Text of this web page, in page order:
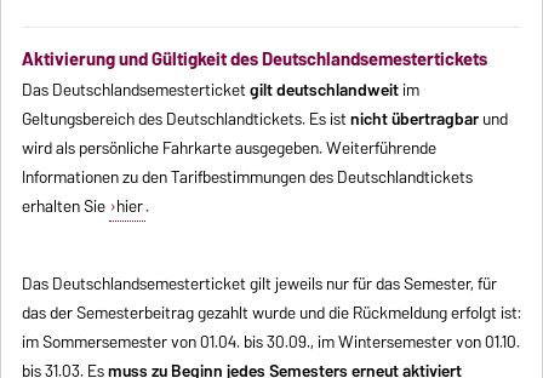
Aktivierung und Gültigkeit des Deutschlandsemestertickets
Das Deutschlandsemesterticketgilt deutschlandweitim
Geltungsbereich des Deutschlandtickets. Es istnicht übertragbarund
wird als persönliche Fahrkarte ausgegeben. Weiterführende
Informationen zu den Tarifbestimmungen des Deutschlandtickets
erhalten Sie hier.
Das Deutschlandsemesterticket gilt jeweils nur für das Semester, für
das der Semesterbeitrag gezahlt wurde und die Rückmeldung erfolgt ist:
im Sommersemester von 01.04. bis 30.09., im Wintersemester von 01.10.
bis 31.03. Esmuss zu Beginn jedes Semesters erneut aktiviert